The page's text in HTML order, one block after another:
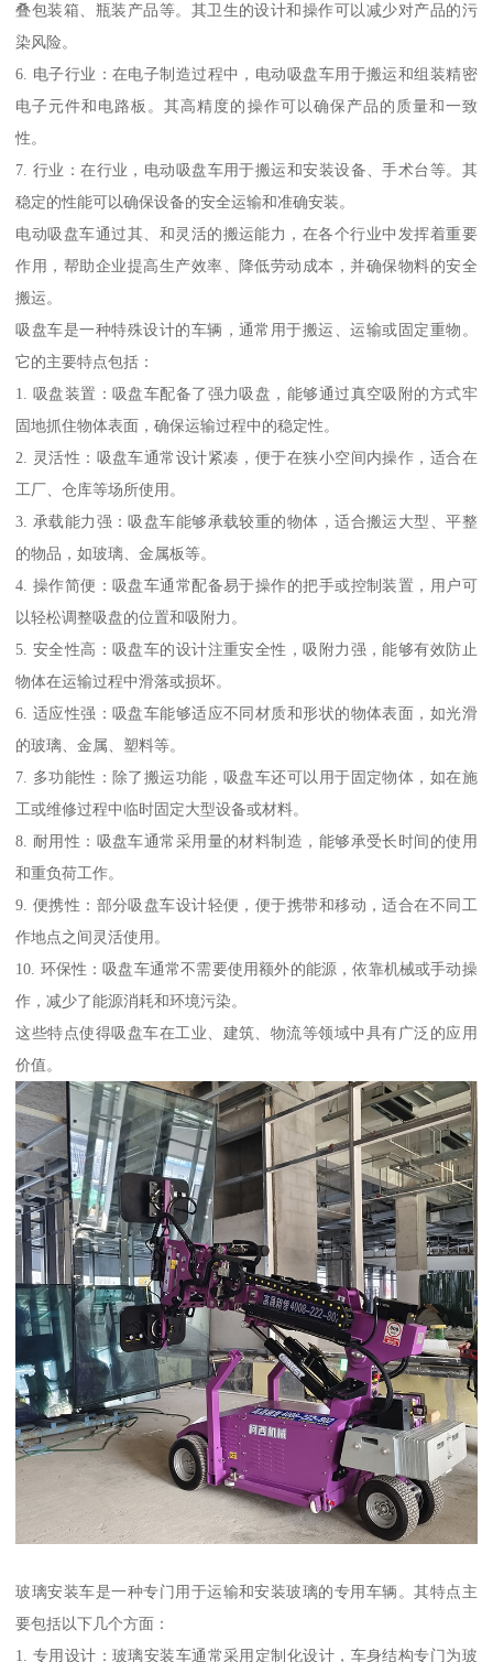
叠包装箱、瓶装产品等。其卫生的设计和操作可以减少对产品的污
染风险。
6. 电子行业：在电子制造过程中，电动吸盘车用于搬运和组装精密
电子元件和电路板。其高精度的操作可以确保产品的质量和一致
性。
7. 行业：在行业，电动吸盘车用于搬运和安装设备、手术台等。其
稳定的性能可以确保设备的安全运输和准确安装。
电动吸盘车通过其、和灵活的搬运能力，在各个行业中发挥着重要
作用，帮助企业提高生产效率、降低劳动成本，并确保物料的安全
搬运。
吸盘车是一种特殊设计的车辆，通常用于搬运、运输或固定重物。
它的主要特点包括：
1. 吸盘装置：吸盘车配备了强力吸盘，能够通过真空吸附的方式牢
固地抓住物体表面，确保运输过程中的稳定性。
2. 灵活性：吸盘车通常设计紧凑，便于在狭小空间内操作，适合在
工厂、仓库等场所使用。
3. 承载能力强：吸盘车能够承载较重的物体，适合搬运大型、平整
的物品，如玻璃、金属板等。
4. 操作简便：吸盘车通常配备易于操作的把手或控制装置，用户可
以轻松调整吸盘的位置和吸附力。
5. 安全性高：吸盘车的设计注重安全性，吸附力强，能够有效防止
物体在运输过程中滑落或损坏。
6. 适应性强：吸盘车能够适应不同材质和形状的物体表面，如光滑
的玻璃、金属、塑料等。
7. 多功能性：除了搬运功能，吸盘车还可以用于固定物体，如在施
工或维修过程中临时固定大型设备或材料。
8. 耐用性：吸盘车通常采用量的材料制造，能够承受长时间的使用
和重负荷工作。
9. 便携性：部分吸盘车设计轻便，便于携带和移动，适合在不同工
作地点之间灵活使用。
10. 环保性：吸盘车通常不需要使用额外的能源，依靠机械或手动操
作，减少了能源消耗和环境污染。
这些特点使得吸盘车在工业、建筑、物流等领域中具有广泛的应用
价值。
玻璃安装车是一种专门用于运输和安装玻璃的专用车辆。其特点主
要包括以下几个方面：
1. 专用设计：玻璃安装车通常采用定制化设计，车身结构专门为玻